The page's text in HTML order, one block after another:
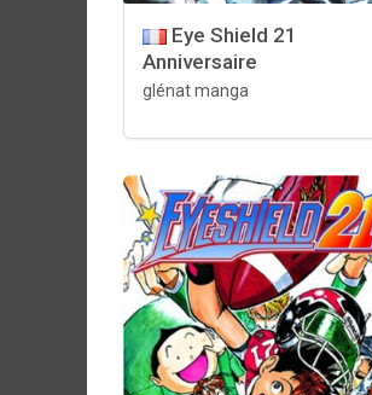
Eye Shield 21
Anniversaire
glénat manga